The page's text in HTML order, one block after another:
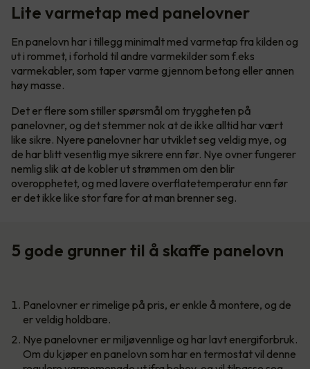
Lite varmetap med panelovner
En panelovn har i tillegg minimalt med varmetap fra kilden og
ut i rommet, i forhold til andre varmekilder som f.eks
varmekabler, som taper varme gjennom betong eller annen
høy masse.
Det er flere som stiller spørsmål om tryggheten på
panelovner, og det stemmer nok at de ikke alltid har vært
like sikre. Nyere panelovner har utviklet seg veldig mye, og
de har blitt vesentlig mye sikrere enn før. Nye ovner fungerer
nemlig slik at de kobler ut strømmen om den blir
overopphetet, og med lavere overflatetemperatur enn før
er det ikke like stor fare for at man brenner seg.
5 gode grunner til å skaffe panelovn
Panelovner er rimelige på pris, er enkle å montere, og de
er veldig holdbare.
Nye panelovner er miljøvennlige og har lavt energiforbruk.
Om du kjøper en panelovn som har en termostat vil denne